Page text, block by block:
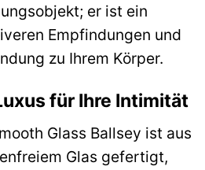
er ist ein
Empfindungen und
zu Ihrem Körper.
für Ihre Intimität
Glass Ballsey ist aus
Glas gefertigt,